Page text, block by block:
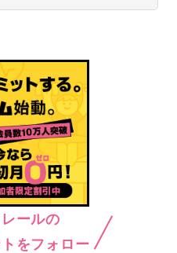
ールの
をフォロー